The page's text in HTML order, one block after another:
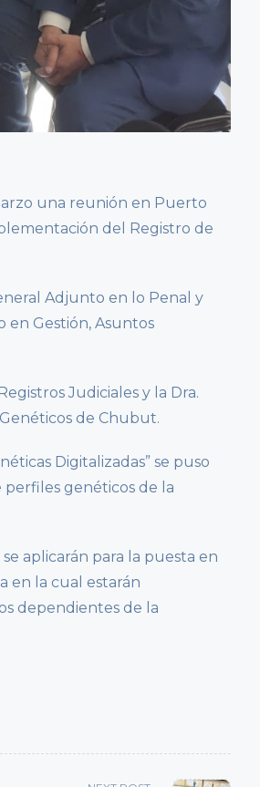
una reunión en Puerto
del Registro de
Adjunto en lo Penal y
en Gestión, Asuntos
Judiciales y la Dra.
de Chubut.
Digitalizadas” se puso
perfiles genéticos de la
aplicarán para la puesta en
en la cual estarán
dependientes de la